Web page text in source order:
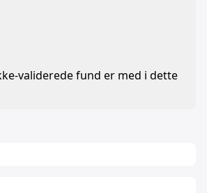
validerede fund er med i dette